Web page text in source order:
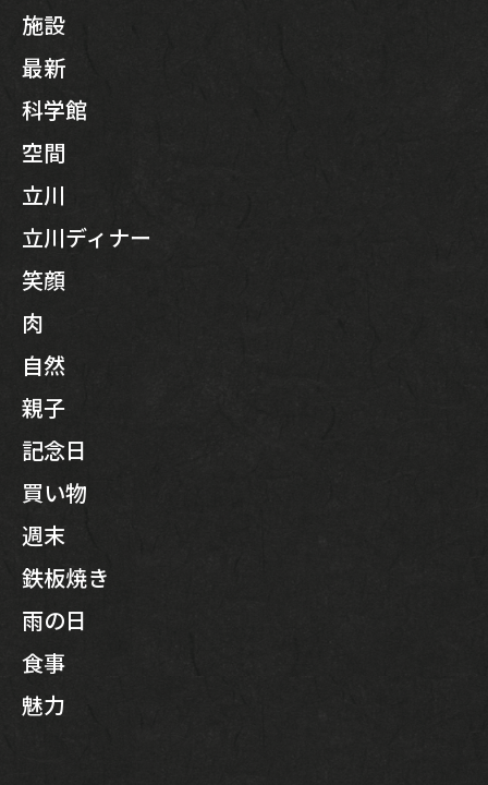
施設
最新
科学館
空間
立川
立川ディナー
笑顔
肉
自然
親子
記念日
買い物
週末
鉄板焼き
雨の日
食事
魅力